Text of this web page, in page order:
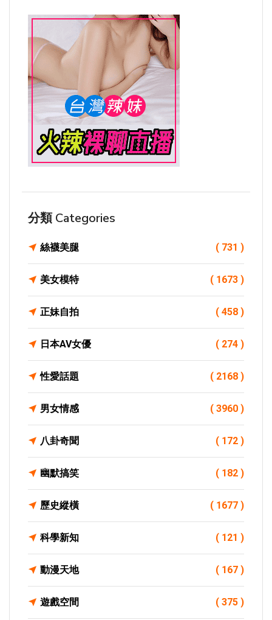
分類 Categories
絲襪美腿 ( 731 )
美女模特 ( 1673 )
正妹自拍 ( 458 )
日本AV女優 ( 274 )
性愛話題 ( 2168 )
男女情感 ( 3960 )
八卦奇聞 ( 172 )
幽默搞笑 ( 182 )
歷史縱橫 ( 1677 )
科學新知 ( 121 )
動漫天地 ( 167 )
遊戲空間 ( 375 )